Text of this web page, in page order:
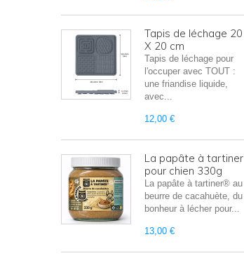
Tapis de léchage 20
X 20 cm
Tapis de léchage pour
l'occuper avec TOUT :
une friandise liquide,
avec...
12,00 €
La papâte à tartiner
pour chien 330g
La papâte à tartiner® au
beurre de cacahuète, du
bonheur à lécher pour...
13,00 €